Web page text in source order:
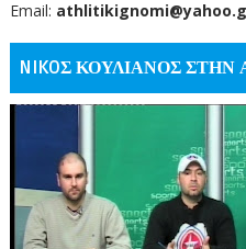
Email:
NIKOΣ ΚΟΥΛΙΑΝΟΣ